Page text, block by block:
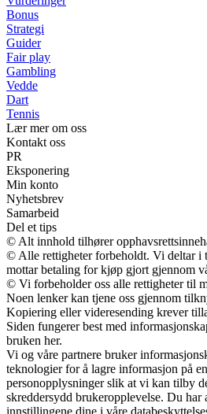
Bonus
Strategi
Guider
Fair play
Gambling
Vedde
Dart
Tennis
Lær mer om oss
Kontakt oss
PR
Eksponering
Min konto
Nyhetsbrev
Samarbeid
Del et tips
© Alt innhold tilhører
© Alle rettigheter forbeholdt. Vi deltar i
mottar betaling for kjøp gjort gjennom
© Vi forbeholder oss alle rettigheter til
Noen lenker kan tjene oss gjennom
Kopiering eller videresending krever
Siden fungerer best med
bruken her.
Vi og våre partnere bruker
teknologier for å lagre informasjon på
personopplysninger slik at vi kan tilby
skreddersydd brukeropplevelse. Du
innstillingene dine i våre